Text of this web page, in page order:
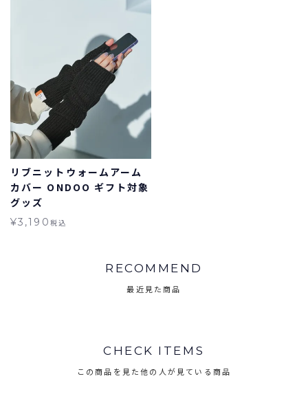
リブニットウォームアーム
カバー ONDOO ギフト対象
グッズ
¥3,190 税込
RECOMMEND
最近見た商品
CHECK ITEMS
この商品を見た他の人が見ている商品